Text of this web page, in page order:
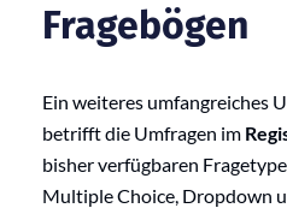
Fragebögen
Ein weiteres umfangreiches
betrifft die Umfragen im
bisher verfügbaren
Multiple Choice, Dropdown